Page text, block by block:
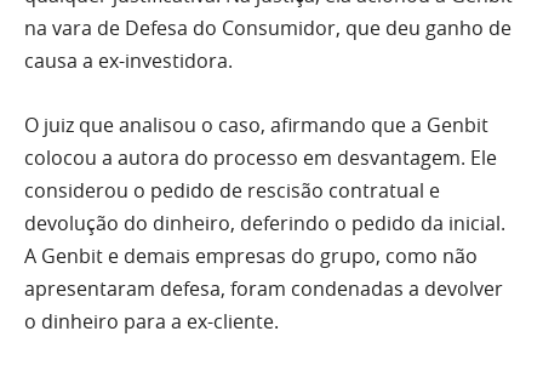
na vara de Defesa do Consumidor, que deu ganho de
causa a ex-investidora.
O juiz que analisou o caso, afirmando que a Genbit
colocou a autora do processo em desvantagem. Ele
considerou o pedido de rescisão contratual e
devolução do dinheiro, deferindo o pedido da inicial.
A Genbit e demais empresas do grupo, como não
apresentaram defesa, foram condenadas a devolver
o dinheiro para a ex-cliente.